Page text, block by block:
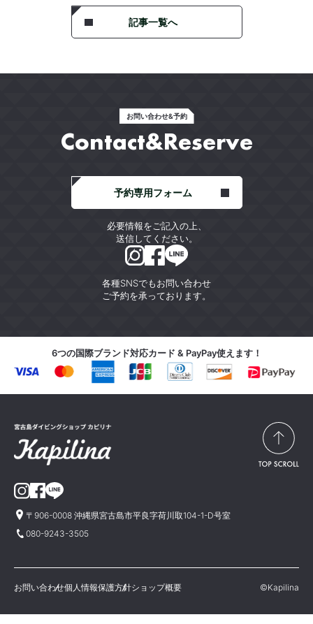
記事一覧へ
お問い合わせ&予約
Contact&Reserve
各種SNSでもお問い合わせ
ご予約を承っております。
予約専用フォーム
必要情報をご記入の上、
送信してください。
6つの国際ブランド対応カード & PayPay使えます！
〒906-0008 沖縄県宮古島市平良字荷川取104-1-D号室
080-9243-3505
お問い合わせ個人情報保護方針ショップ概要 ©Kapilina